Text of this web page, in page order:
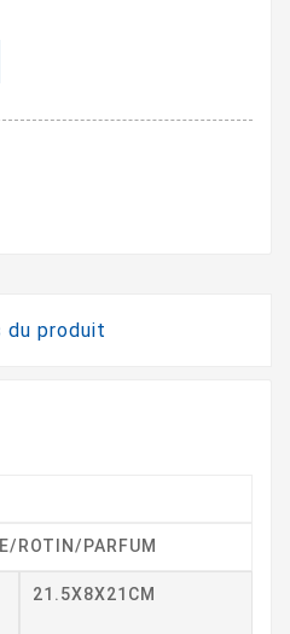
du produit
ROTIN/PARFUM
21.5X8X21CM